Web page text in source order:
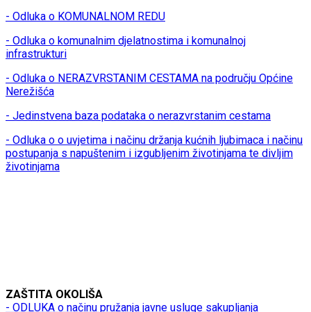
- Odluka o KOMUNALNOM REDU
- Odluka o komunalnim djelatnostima i komunalnoj
infrastrukturi
- Odluka o NERAZVRSTANIM CESTAMA na području Općine
Nerežišća
- Jedinstvena baza podataka o nerazvrstanim cestama
- Odluka o o uvjetima i načinu držanja kućnih ljubimaca i načinu
postupanja s napuštenim i izgubljenim životinjama te divljim
životinjama
ZAŠTITA OKOLIŠA
- ODLUKA o načinu pružanja javne usluge sakupljanja